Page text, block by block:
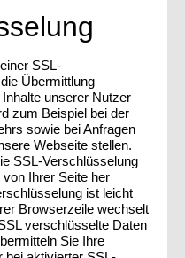
SSL-
Übermittlung
unserer Nutzer
zum Beispiel bei der
sowie bei Anfragen
Webseite stellen.
SSL-Verschlüsselung
Ihrer Seite her
ist leicht
Browserzeile wechselt
verschlüsselte Daten
Sie Ihre